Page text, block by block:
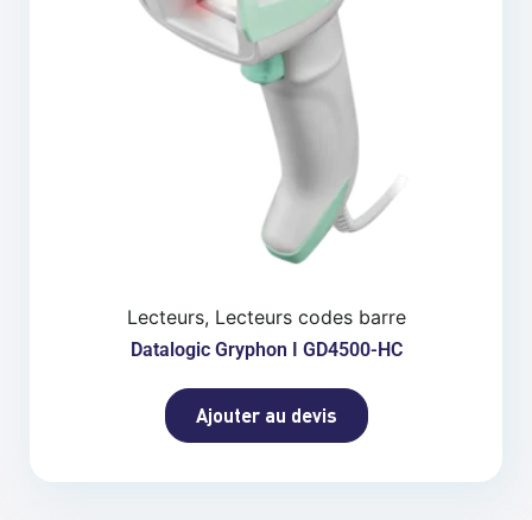
Lecteurs, Lecteurs codes barre
Datalogic Gryphon I GD4500-HC
Ajouter au devis